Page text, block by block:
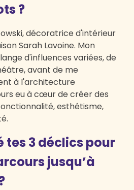
?
décoratrice d'intérieur
Sarah Lavoine. Mon
d'influences variées, de
avant de me
à l'architecture
eu à cœur de créer des
esthétisme,
tes 3 déclics pour
jusqu’à